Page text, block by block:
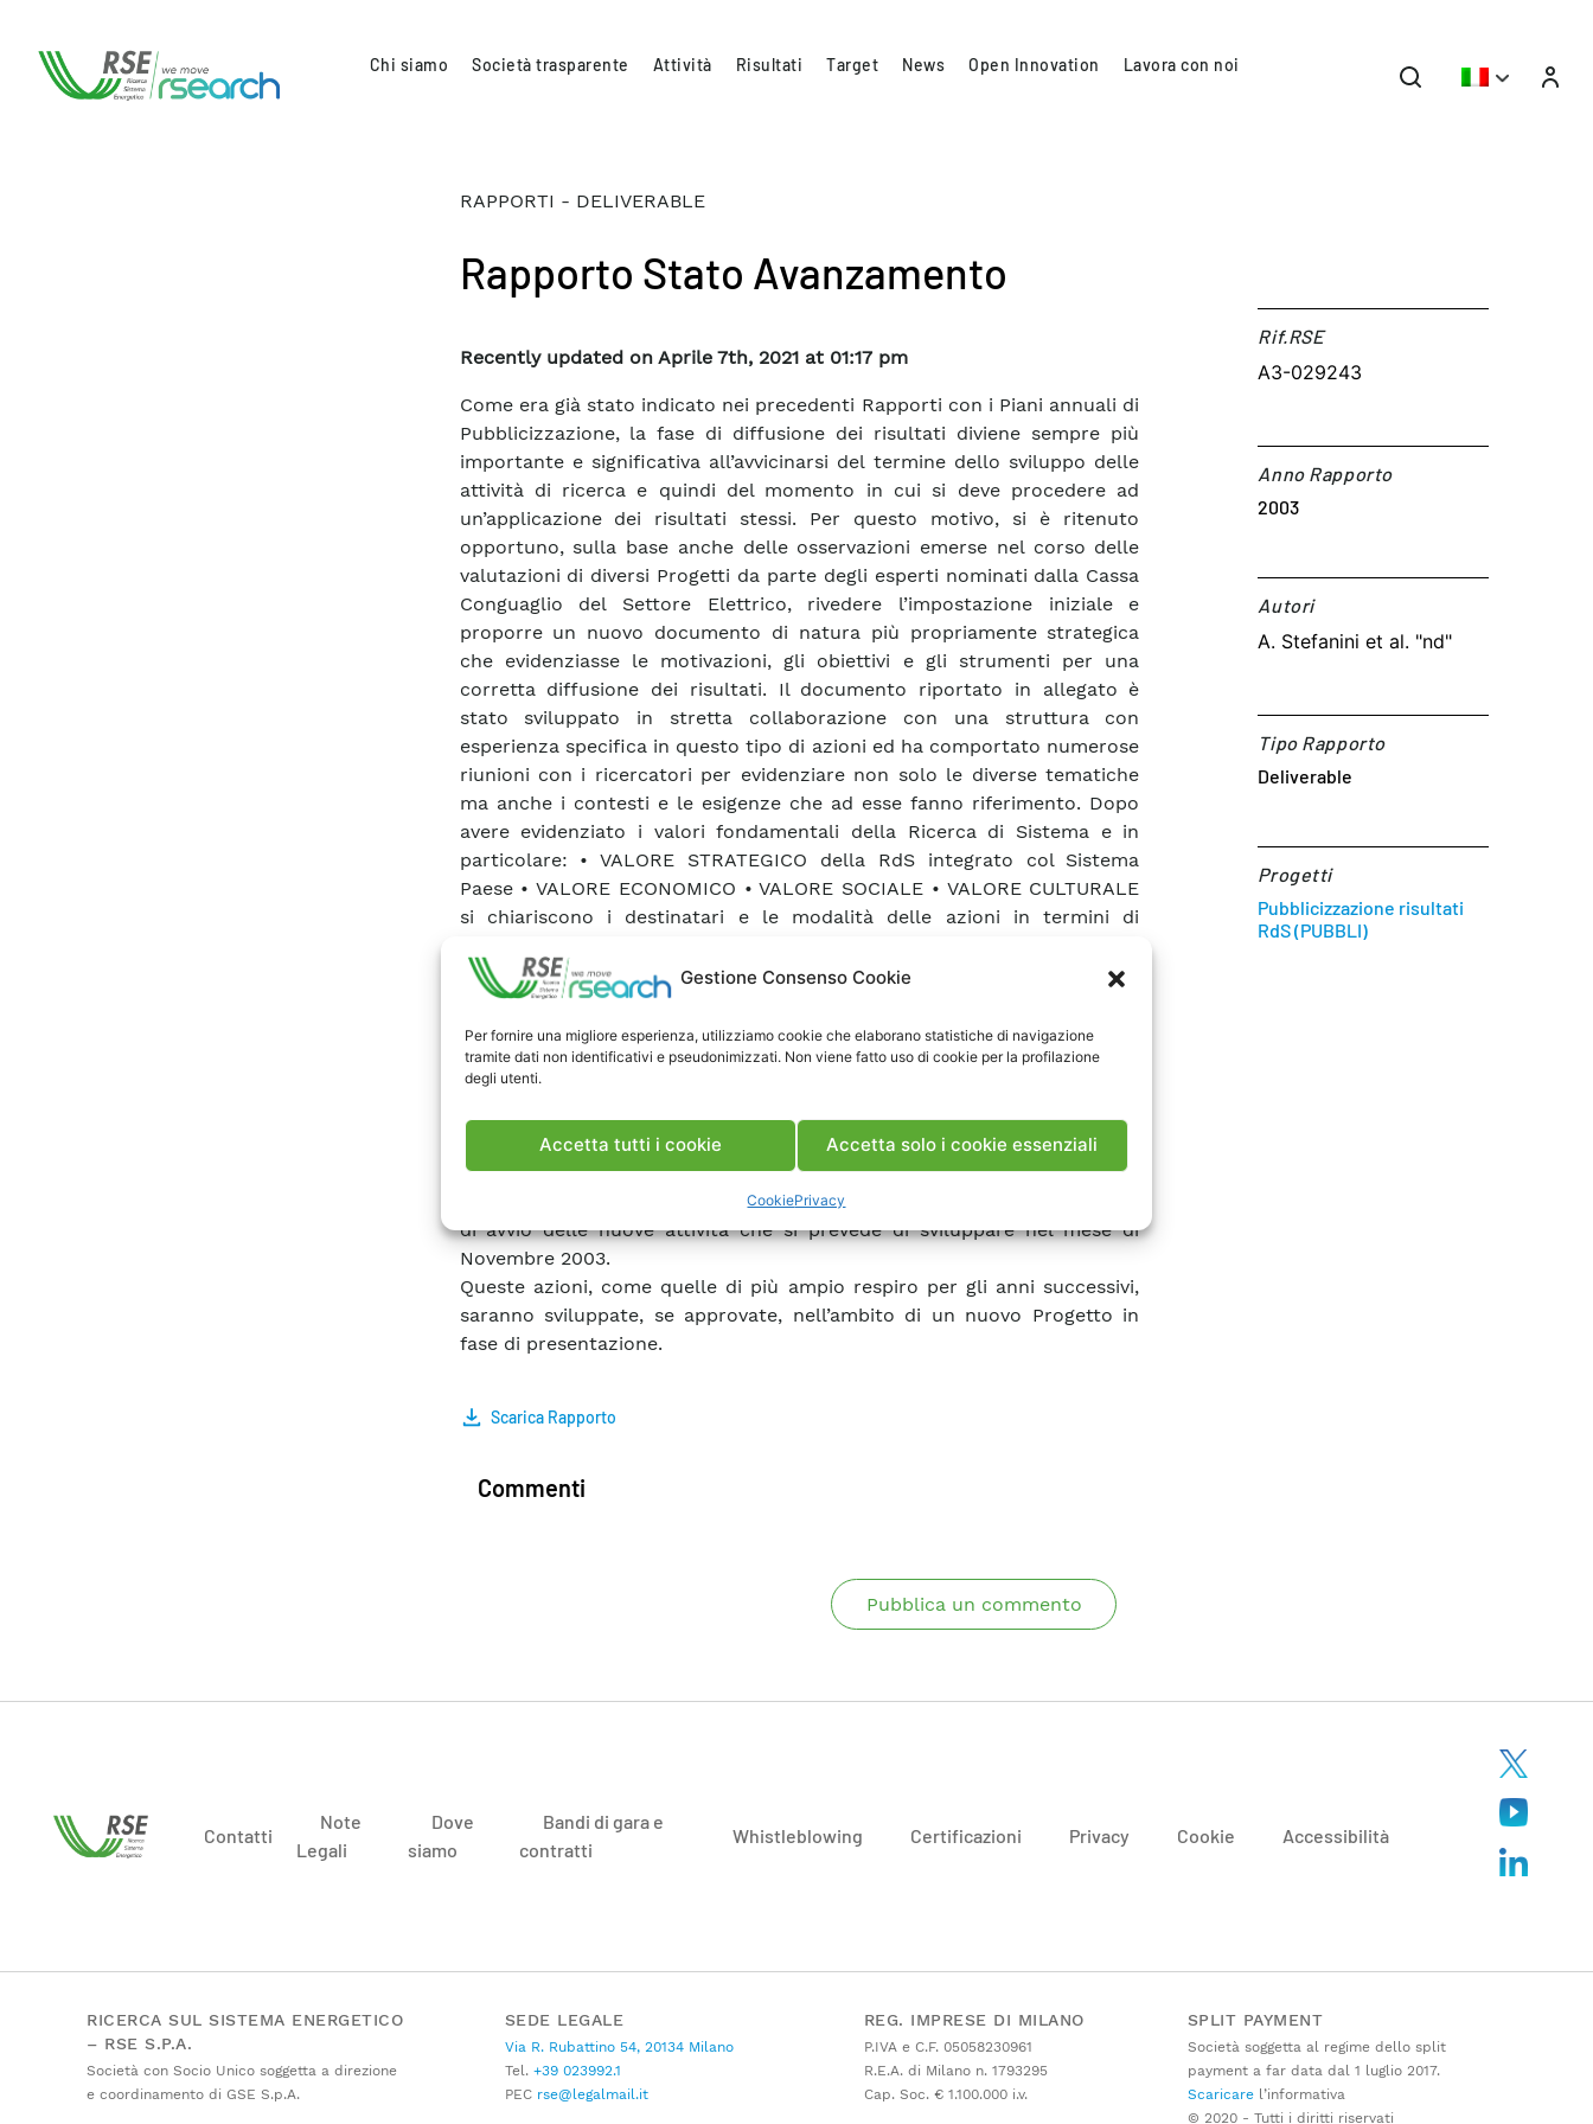
Gestione Consenso Cookie
Per fornire una migliore esperienza, utilizziamo cookie che elaborano statistiche di navigazione
tramite dati non identificativi e pseudonimizzati. Non viene fatto uso di cookie per la profilazione
degli utenti.
Accetta tutti i cookie Accetta solo i cookie essenziali
CookiePrivacy
Chi siamo Società trasparente Attività Risultati Target News Open Innovation Lavora con noi
RAPPORTI - DELIVERABLE
Rapporto Stato Avanzamento
Recently updated on Aprile 7th, 2021 at 01:17 pm
Come era già stato indicato nei precedenti Rapporti con i Piani annuali di
Pubblicizzazione, la fase di diffusione dei risultati diviene sempre più
importante e significativa all’avvicinarsi del termine dello sviluppo delle
attività di ricerca e quindi del momento in cui si deve procedere ad
un’applicazione dei risultati stessi. Per questo motivo, si è ritenuto
opportuno, sulla base anche delle osservazioni emerse nel corso delle
valutazioni di diversi Progetti da parte degli esperti nominati dalla Cassa
Conguaglio del Settore Elettrico, rivedere l’impostazione iniziale e
proporre un nuovo documento di natura più propriamente strategica
che evidenziasse le motivazioni, gli obiettivi e gli strumenti per una
corretta diffusione dei risultati. Il documento riportato in allegato è
stato sviluppato in stretta collaborazione con una struttura con
esperienza specifica in questo tipo di azioni ed ha comportato numerose
riunioni con i ricercatori per evidenziare non solo le diverse tematiche
ma anche i contesti e le esigenze che ad esse fanno riferimento. Dopo
avere evidenziato i valori fondamentali della Ricerca di Sistema e in
particolare: • VALORE STRATEGICO della RdS integrato col Sistema
Paese • VALORE ECONOMICO • VALORE SOCIALE • VALORE CULTURALE
si chiariscono i destinatari e le modalità delle azioni in termini di
trasferimento di know-how Nell’ambito di questa analisi, viene
sottolineata l’esigenza di una reale cooperazione tecnico-scientifica tra
tutti gli Operatori che implica anche una nuova formazione per i
ricercatori (operanti nei diversi ambiti) per fornire loro gli elementi
indispensabili per una corretta comunicazione (durante tutte le fasi della
ricerca) sia internamente all’ambito scientifico che esternamente. Il
documento identifica strumenti ed azioni di carattere generale ed
illustra un piano di attività che include alcune azioni specifiche, tra le
quali è il Convegno di chiusura della prima fase di attività (2000-2003) e
di avvio delle nuove attività che si prevede di sviluppare nel mese di
Novembre 2003.
Queste azioni, come quelle di più ampio respiro per gli anni successivi,
saranno sviluppate, se approvate, nell’ambito di un nuovo Progetto in
fase di presentazione.
Scarica Rapporto
Rif.RSE​
A3-029243
Anno Rapporto
2003
Autori​
A. Stefanini et al. "nd"
Tipo Rapporto
Deliverable
Progetti
Pubblicizzazione risultati
RdS (PUBBLI)
Commenti
Pubblica un commento
Contatti
Note
Legali
Dove
siamo
Bandi di gara e
contratti
Whistleblowing Certificazioni Privacy Cookie Accessibilità
RICERCA SUL SISTEMA ENERGETICO
– RSE S.P.A.
Società con Socio Unico soggetta a direzione
e coordinamento di GSE S.p.A.
SEDE LEGALE
Via R. Rubattino 54, 20134 Milano
Tel. +39 023992.1
PECrse@legalmail.it
REG. IMPRESE DI MILANO
P.IVA e C.F. 05058230961
R.E.A. di Milano n. 1793295
Cap. Soc. € 1.100.000 i.v.
SPLIT PAYMENT
Società soggetta al regime dello split
payment a far data dal 1 luglio 2017.
Scaricarel’informativa
© 2020 - Tutti i diritti riservati